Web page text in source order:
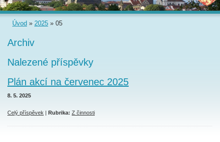
Úvod » 2025 » 05
Archiv
Nalezené příspěvky
Plán akcí na červenec 2025
8. 5. 2025
Celý příspěvek | Rubrika: Z činnosti